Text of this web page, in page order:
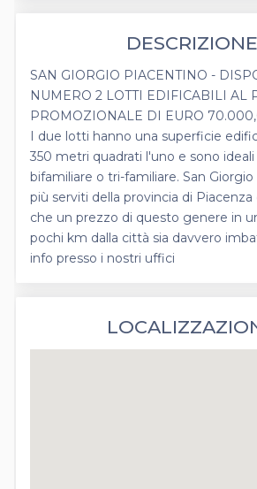
DESCRIZIONE
SAN GIORGIO PIACENTINO -
NUMERO 2 LOTTI EDIFICABILI AL
PROMOZIONALE DI EURO
I due lotti hanno una superficie
350 metri quadrati l'uno e sono ideali
bifamiliare o tri-familiare. San
più serviti della provincia di
che un prezzo di questo genere in
pochi km dalla città sia davvero
info presso i nostri uffici